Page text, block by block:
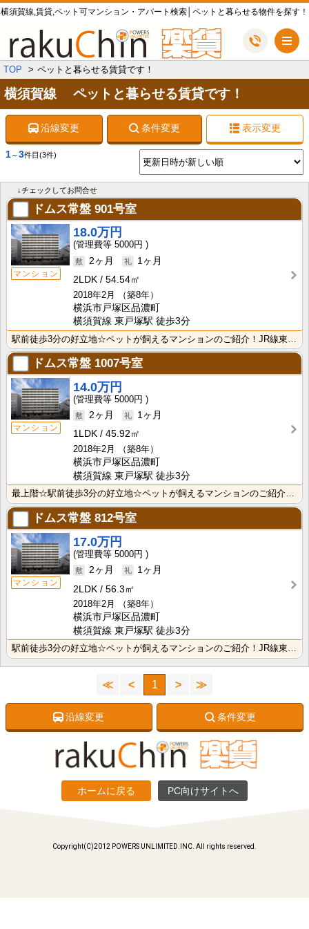
横須賀線,賃貸,ペット可マンション・アパート検索│ペットと暮らせる物件を探す！
TOP ペットと暮らせる賃貸です！
横須賀線 ペットと暮らせる賃貸です！
沿線変更 条件変更 表示変更
1～3件目 (3件)
↓チェックしてお問合せ
ドムス常盤 901号室
マンション
18.0万円
5000円
2ヶ月
1ヶ月
2LDK
54.54㎡
2018年2月
（築8年）
横浜市戸塚区品濃町
横須賀線 東戸塚駅 徒歩3分
駅前徒歩3分の好立地☆ペットが飼えるマンションのご紹介！JR線東戸塚徒歩３分の立地で周辺利便施設多数･･･
ドムス常盤 1007号室
マンション
14.0万円
5000円
2ヶ月
1ヶ月
1LDK
45.92㎡
2018年2月
（築8年）
横浜市戸塚区品濃町
横須賀線 東戸塚駅 徒歩3分
最上階☆駅前徒歩3分の好立地☆ペットが飼えるマンションのご紹介！JR線東戸塚徒歩３分の立地で周辺利便･･･
ドムス常盤 812号室
マンション
17.0万円
5000円
2ヶ月
1ヶ月
2LDK
56.3㎡
2018年2月
（築8年）
横浜市戸塚区品濃町
横須賀線 東戸塚駅 徒歩3分
駅前徒歩3分の好立地☆ペットが飼えるマンションのご紹介！JR線東戸塚徒歩３分の立地で周辺利便施設多数･･･
≪ < 1 > ≫
沿線変更 条件変更
ホームに戻る PC向けサイトへ
Copyright(C)2012 POWERS UNLIMITED.INC. All rights reserved.